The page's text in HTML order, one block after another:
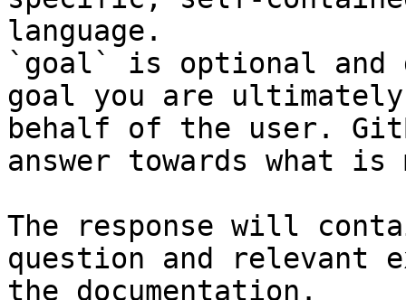
language.
`goal` is optional and
goal you are
behalf of the user.
answer towards what
The response will
question and relevant
the documentation.